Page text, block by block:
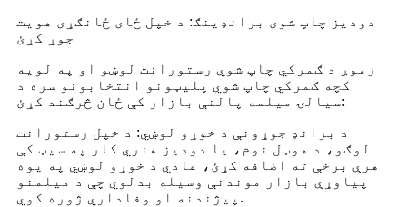
دودیز چاپ شوی برانډینګ: د خپل ځای ځانګړی هویت
جوړ کړئ
زموږ د ګمرکي چاپ شوي رستورانت لوښو او په لویه
کچه ګمرکي چاپ شوي پلیټونو انتخابونو سره د
سیالۍ میلمه پالنې بازار کې ځان څرګند کړئ:
د برانډ جوړونې د خوړو لوښي: د خپل رستورانت
لوګو، د هوټل نوم، یا دودیز هنري کار په سیټ کې
هرې برخې ته اضافه کړئ، عادي د خوړو لوښي په یوه
پیاوړې بازار موندنې وسیله بدلوي چې د میلمنو
پیژندنه او وفاداري ژوره کوي.